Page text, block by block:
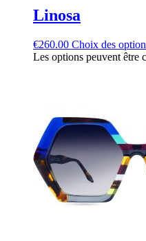
Linosa
€260.00 Choix des
Les options peuvent être